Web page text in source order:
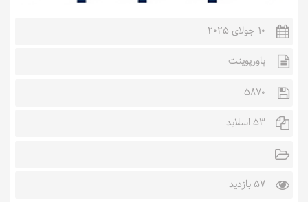
10 جولای 2025
پاورپوینت
5870
53 اسلاید
57 بازدید